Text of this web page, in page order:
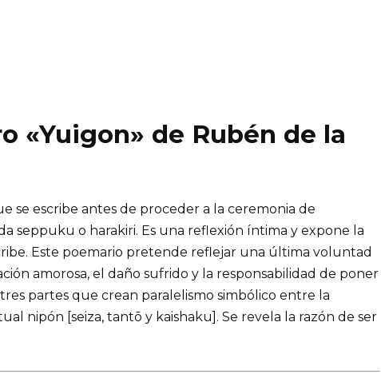
«Yuigon» de Rubén de la
se escribe antes de proceder a la ceremonia de
seppuku o harakiri. Es una reflexión íntima y expone la
Este poemario pretende reflejar una última voluntad
amorosa, el daño sufrido y la responsabilidad de poner
partes que crean paralelismo simbólico entre la
nipón [seiza, tantō y kaishaku]. Se revela la razón de ser